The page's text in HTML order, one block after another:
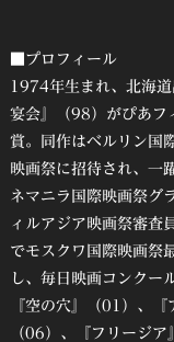
■プロフィール
1974年生まれ、北海
宴会』（98）がぴあフ
賞。同作はベルリン国
映画祭に招待され、一
ネマニラ国際映画祭グ
ィルアジア映画祭審査
でモスクワ国際映画祭
し、毎日映画コンクー
『空の穴』（01）、
（06）、『フリージ